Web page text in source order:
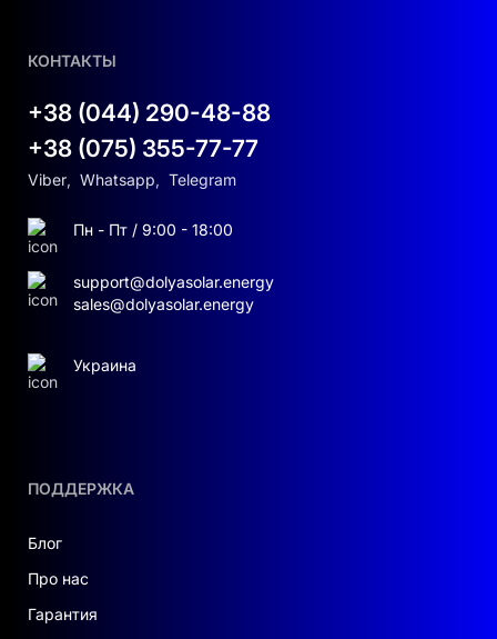
ПОДДЕРЖКА
Блог
Про нас
Гарантия
КОНТАКТЫ
+38 (044) 290-48-88
+38 (075) 355-77-77
Viber, Whatsapp, Telegram
Пн - Пт / 9:00 - 18:00
support@dolyasolar.energy
sales@dolyasolar.energy
Украина